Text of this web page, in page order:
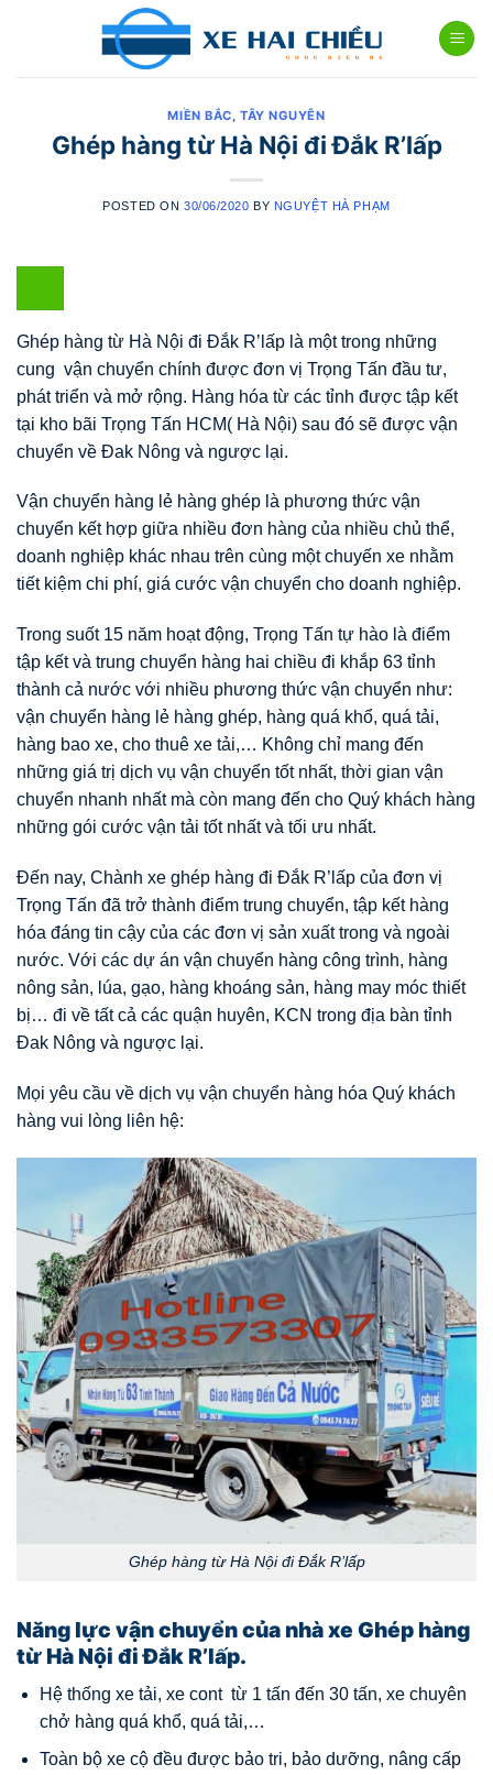
MIỀN BẮC, TÂY NGUYÊN
Ghép hàng từ Hà Nội đi Đắk R’lấp
POSTED ON 30/06/2020 BY NGUYỆT HÀ PHẠM
Ghép hàng từ Hà Nội đi Đắk R’lấp là một trong những
cung vận chuyển chính được đơn vị Trọng Tấn đầu tư,
phát triển và mở rộng. Hàng hóa từ các tỉnh được tập kết
tại kho bãi Trọng Tấn HCM( Hà Nội) sau đó sẽ được vận
chuyển về Đak Nông và ngược lại.
Vận chuyển hàng lẻ hàng ghép là phương thức vận
chuyển kết hợp giữa nhiều đơn hàng của nhiều chủ thể,
doanh nghiệp khác nhau trên cùng một chuyến xe nhằm
tiết kiệm chi phí, giá cước vận chuyển cho doanh nghiệp.
Trong suốt 15 năm hoạt động, Trọng Tấn tự hào là điểm
tập kết và trung chuyển hàng hai chiều đi khắp 63 tỉnh
thành cả nước với nhiều phương thức vận chuyển như:
vận chuyển hàng lẻ hàng ghép, hàng quá khổ, quá tải,
hàng bao xe, cho thuê xe tải,… Không chỉ mang đến
những giá trị dịch vụ vận chuyển tốt nhất, thời gian vận
chuyển nhanh nhất mà còn mang đến cho Quý khách hàng
những gói cước vận tải tốt nhất và tối ưu nhất.
Đến nay, Chành xe ghép hàng đi Đắk R’lấp của đơn vị
Trọng Tấn đã trở thành điểm trung chuyển, tập kết hàng
hóa đáng tin cậy của các đơn vị sản xuất trong và ngoài
nước. Với các dự án vận chuyển hàng công trình, hàng
nông sản, lúa, gạo, hàng khoáng sản, hàng may móc thiết
bị… đi về tất cả các quận huyên, KCN trong địa bàn tỉnh
Đak Nông và ngược lại.
Mọi yêu cầu về dịch vụ vận chuyển hàng hóa Quý khách
hàng vui lòng liên hệ:
Ghép hàng từ Hà Nội đi Đắk R’lấp
Năng lực vận chuyển của nhà xe Ghép hàng
từ Hà Nội đi Đắk R’lấp.
Hệ thống xe tải, xe cont từ 1 tấn đến 30 tấn, xe chuyên
chở hàng quá khổ, quá tải,…
Toàn bộ xe cộ đều được bảo tri, bảo dưỡng, nâng cấp